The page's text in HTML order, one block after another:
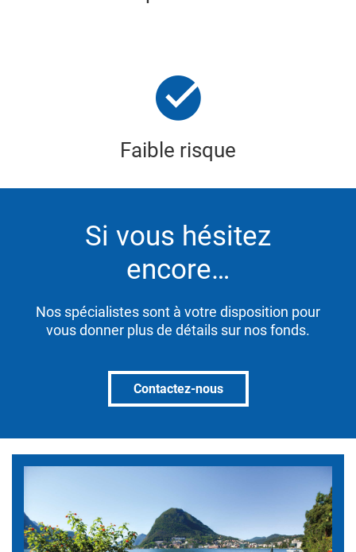
Faible risque
Si vous hésitez
encore…
Nos spécialistes sont à votre disposition pour
vous donner plus de détails sur nos fonds.
Contactez-nous